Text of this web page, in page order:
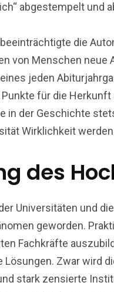
abgestempelt und
die
von Menschen
jeden
für die
in der Geschichte
Wirklichkeit
des
Universitäten und
geworden.
Fachkräfte
Zwar wird
stark zensierte